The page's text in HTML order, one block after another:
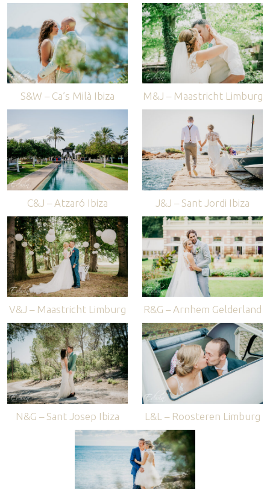
S&W – Ca’s Milà Ibiza M&J – Maastricht Limburg
C&J – Atzaró Ibiza J&J – Sant Jordi Ibiza
V&J – Maastricht Limburg R&G – Arnhem Gelderland
N&G – Sant Josep Ibiza L&L – Roosteren Limburg